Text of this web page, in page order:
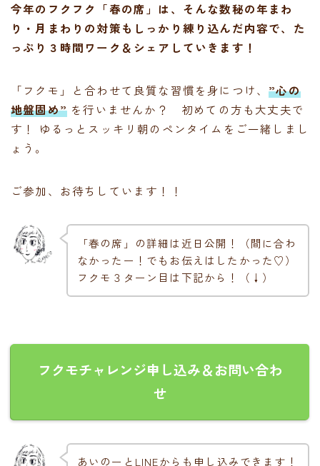
今年のフクフク「春の席」は、そんな数秘の年まわ
り・月まわりの対策もしっかり練り込んだ内容で、た
っぷり３時間ワーク＆シェアしていきます！
「フクモ」と合わせて良質な習慣を身につけ、”心の
地盤固め” を行いませんか？ 初めての方も大丈夫で
す！ ゆるっとスッキリ朝のペンタイムをご一緒しまし
ょう。
ご参加、お待ちしています！！
「春の席」の詳細は近日公開！（間に合わ
なかったー！でもお伝えはしたかった♡）
フクモ３ターン目は下記から！（↓）
フクモチャレンジ申し込み＆お問い合わ
せ
あいのーとLINEからも申し込みできます！